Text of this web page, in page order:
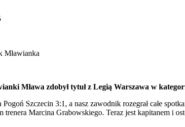
Mławianka
Mława zdobył tytuł z Legią Warszawa w
Szczecin 3:1, a nasz zawodnik rozegrał całe
trenera Marcina Grabowskiego. Teraz jest kapitanem i